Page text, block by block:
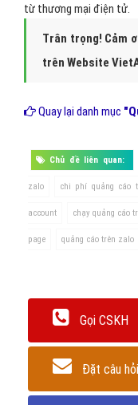
từ thương mại điện tử.
Trân trọng! Cảm
trên Website
Quay lại danh mục
Chủ đề liên quan:
zalo chi phí quảng cáo
account chạy quảng cáo
page quảng cáo trên zalo
Gọi CSKH
Đặt câu hỏi